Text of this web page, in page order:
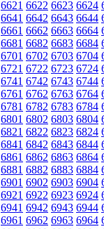
6621 6622 6623 6624
6641 6642 6643 6644
6661 6662 6663 6664
6681 6682 6683 6684
6701 6702 6703 6704
6721 6722 6723 6724
6741 6742 6743 6744
6761 6762 6763 6764
6781 6782 6783 6784
6801 6802 6803 6804
6821 6822 6823 6824
6841 6842 6843 6844
6861 6862 6863 6864
6881 6882 6883 6884
6901 6902 6903 6904
6921 6922 6923 6924
6941 6942 6943 6944
6961 6962 6963 6964